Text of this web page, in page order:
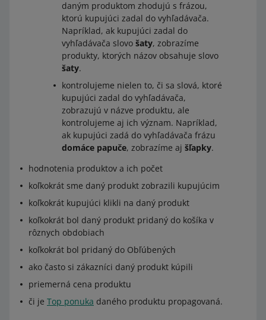
daným produktom zhodujú s frázou,
ktorú kupujúci zadal do vyhľadávača.
Napríklad, ak kupujúci zadal do
vyhľadávača slovo šaty, zobrazíme
produkty, ktorých názov obsahuje slovo
šaty.
kontrolujeme nielen to, či sa slová, ktoré
kupujúci zadal do vyhľadávača,
zobrazujú v názve produktu, ale
kontrolujeme aj ich význam. Napríklad,
ak kupujúci zadá do vyhľadávača frázu
domáce papuče, zobrazíme aj šľapky.
hodnotenia produktov a ich počet
koľkokrát sme daný produkt zobrazili kupujúcim
koľkokrát kupujúci klikli na daný produkt
koľkokrát bol daný produkt pridaný do košíka v
rôznych obdobiach
koľkokrát bol pridaný do Obľúbených
ako často si zákazníci daný produkt kúpili
priemerná cena produktu
či je Top ponuka daného produktu propagovaná.